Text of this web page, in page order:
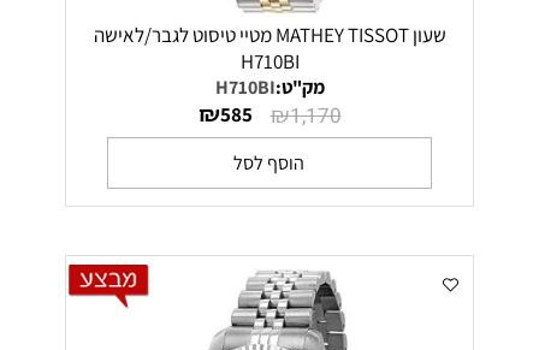
שעון MATHEY TISSOT מטיי טיסוט לגבר/לאישה
H710BI
מק"ט:H710BI
₪1,170
₪585
הוסף לסל